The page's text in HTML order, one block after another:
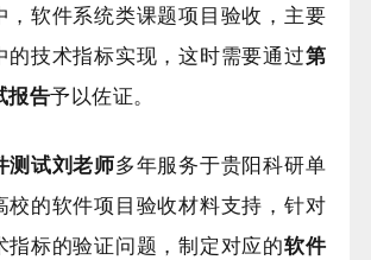
，软件系统类课题项目验收，主要
的技术指标实现，这时需要通过第
报告予以佐证。
测试刘老师多年服务于贵阳科研单
校的软件项目验收材料支持，针对
指标的验证问题，制定对应的软件